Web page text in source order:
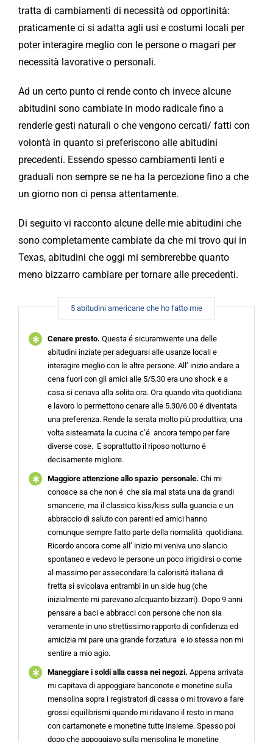
tratta di cambiamenti di necessità od opportinità:
praticamente ci si adatta agli usi e costumi locali per
poter interagire meglio con le persone o magari per
necessità lavorative o personali.
Ad un certo punto ci rende conto ch invece alcune
abitudini sono cambiate in modo radicale fino a
renderle gesti naturali o che vengono cercati/ fatti con
volontà in quanto si preferiscono alle abitudini
precedenti. Essendo spesso cambiamenti lenti e
graduali non sempre se ne ha la percezione fino a che
un giorno non ci pensa attentamente.
Di seguito vi racconto alcune delle mie abitudini che
sono completamente cambiate da che mi trovo qui in
Texas, abitudini che oggi mi sembrerebbe quanto
meno bizzarro cambiare per tornare alle precedenti.
5 abitudini americane che ho fatto mie
Cenare presto.Questa é sicuramwente una delle
abitudini inziate per adeguarsi alle usanze locali e
interagire meglio con le altre persone. All’ inizio andare a
cena fuori con gli amici alle 5/5.30 era uno shock e a
casa si cenava alla solita ora. Ora quando vita quotidiana
e lavoro lo permettono cenare alle 5.30/6.00 é diventata
una preferenza. Rende la serata molto più produttiva; una
volta sisteamata la cucina c’é ancora tempo per fare
diverse cose. E soprattutto il riposo notturno é
decisamente migliore.
Maggiore attenzione allo spazio personale.Chi mi
conosce sa che non é che sia mai stata una da grandi
smancerie, ma il classico kiss/kiss sulla guancia e un
abbraccio di saluto con parenti ed amici hanno
comunque sempre fatto parte della normalità quotidiana.
Ricordo ancora come all’ inizio mi veniva uno slancio
spontaneo e vedevo le persone un poco irrigidirsi o come
al massimo per assecondare la calorisità italiana di
fretta si svicolava entrambi in un side hug (che
inizialmente mi parevano alcquanto bizzarri). Dopo 9 anni
pensare a baci e abbracci con persone che non sia
veramente in uno strettissimo rapporto di confidenza ed
amicizia mi pare una grande forzatura e io stessa non mi
sentire a mio agio.
Maneggiare i soldi alla cassa nei negozi.Appena arrivata
mi capitava di appoggiare banconote e monetine sulla
mensolina sopra i registratori di cassa o mi trovavo a fare
grossi equilibrismi quando mi ridavano il resto in mano
con cartamonete e monetine tutte insieme. Spesso poi
dopo che appoggiavo sulla mensolina le monetine